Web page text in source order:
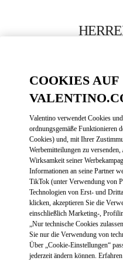
ZUR
COOKIES AUF
Valentino verwendet Cookies
ordnungsgemäße Funktionieren
Cookies) und, mit Ihrer
Werbemitteilungen zu
Wirksamkeit seiner
Informationen an seine Partner
TikTok (unter Verwendung von
Technologien von Erst- und
klicken, akzeptieren Sie die
einschließlich Marketing-,
„Nur technische Cookies
Sie nur die Verwendung von
Über „Cookie-Einstellungen“
jederzeit ändern können.